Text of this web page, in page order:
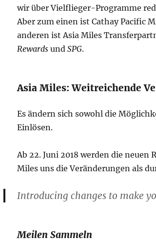
wir über Vielflieger-Programme
Aber zum einen ist Cathay Pacific
anderen ist Asia Miles
Rewardsund SPG.
Asia Miles: Weitreichende
Es ändern sich sowohl die
Einlösen.
Ab 22. Juni 2018 werden die
Miles uns die Veränderungen als
Introducing changes to make
Meilen Sammeln